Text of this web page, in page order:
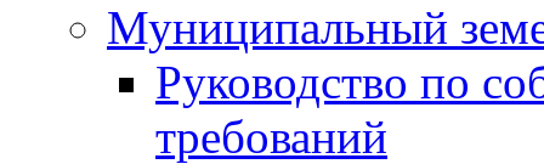
Муниципальный
Руководство по
требований